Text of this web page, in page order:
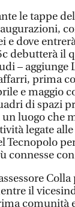
le tappe
e dove
debutterà il
– aggiunge
prima
e maggio
di spazi
un luogo che
legate
Tecnopolo
connesse
il
comunità